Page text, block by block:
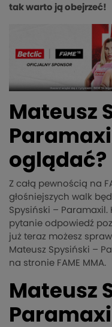
tak warto ją obejrzeć!
Mateusz
oglądać?
Z całą pewnością na
głośniejszych walk
Spysiński –
pytanie odpowiedź
już teraz możesz
Mateusz Spysiński –
na stronie FAME MMA.
Mateusz